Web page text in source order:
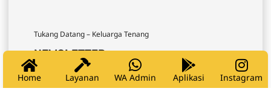
Tukang Datang – Keluarga Tenang
NEWSLETTER
Home Layanan WA Admin Aplikasi Instagram